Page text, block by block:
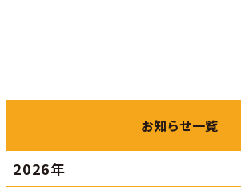
お知らせ一覧
2026年